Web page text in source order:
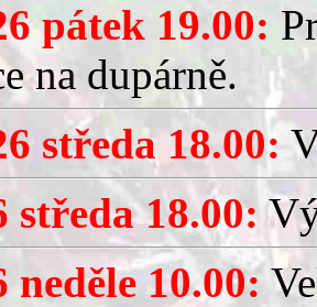
pátek 19.00:
na dupárně.
středa 18.00:
středa 18.00:
neděle 10.00: